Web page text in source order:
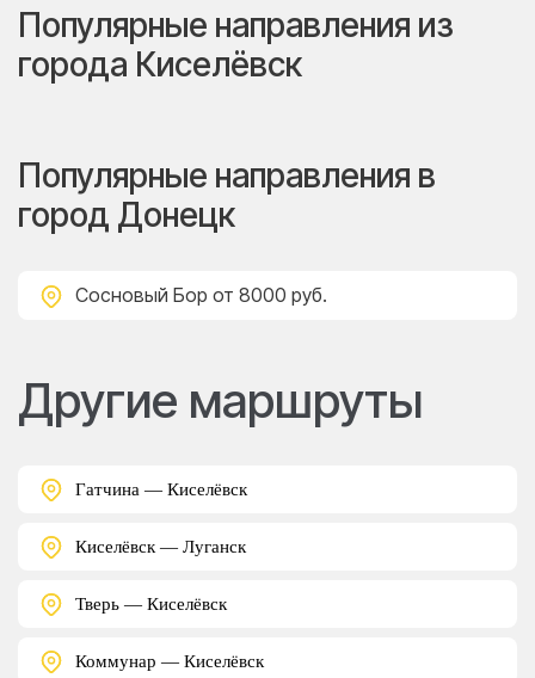
Популярные направления из
города Киселёвск
Популярные направления в
город Донецк
Сосновый Бор от 8000 руб.
Другие маршруты
Гатчина — Киселёвск
Киселёвск — Луганск
Тверь — Киселёвск
Коммунар — Киселёвск